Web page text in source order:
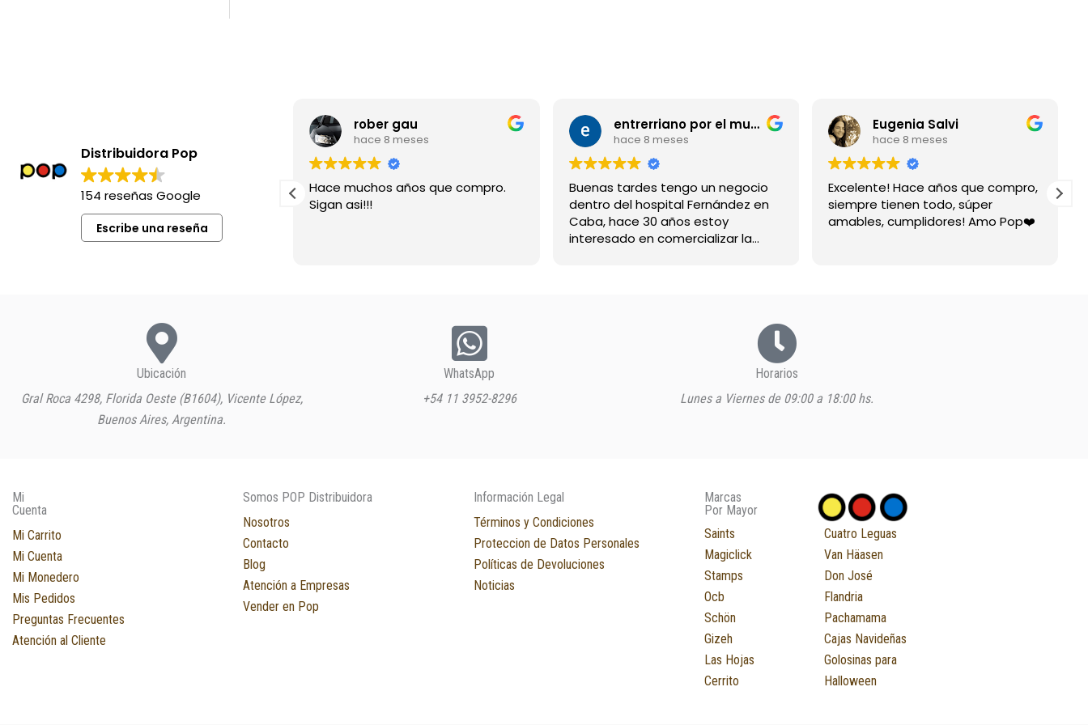
Distribuidora Pop
154 reseñas Google
Escribe una reseña
Excelente siempre !
rober gau
hace 8 meses
Hace muchos años que compro.
Sigan asi!!!
entrerriano por el mundo
hace 8 meses
Buenas tardes tengo un negocio
dentro del hospital Fernández en
Caba, hace 30 años estoy
interesado en comercializar la
Eugenia Salvi
hace 8 meses
Excelente! Hace años que compro,
siempre tienen todo, súper
amables, cumplidores! Amo Pop❤️
Ubicación
Gral Roca 4298, Florida Oeste (B1604), Vicente López,
Buenos Aires, Argentina.
WhatsApp
+54 11 3952-8296
Horarios
Lunes a Viernes de 09:00 a 18:00 hs.
Mi
Cuenta
Mi Carrito
Mi Cuenta
Mi Monedero
Mis Pedidos
Preguntas Frecuentes
Atención al Cliente
Somos POP Distribuidora
Nosotros
Contacto
Blog
Atención a Empresas
Vender en Pop
Información Legal
Términos y Condiciones
Proteccion de Datos Personales
Políticas de Devoluciones
Noticias
Marcas
Por Mayor
Saints
Magiclick
Stamps
Ocb
Schön
Gizeh
Las Hojas
Cerrito
Cuatro Leguas
Van Häasen
Don José
Flandria
Pachamama
Cajas Navideñas
Golosinas para
Halloween